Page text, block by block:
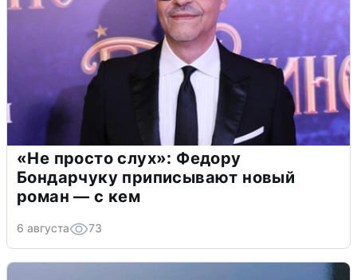
«Не просто слух»: Федору
Бондарчуку приписывают новый
роман — с кем
6 августа 73